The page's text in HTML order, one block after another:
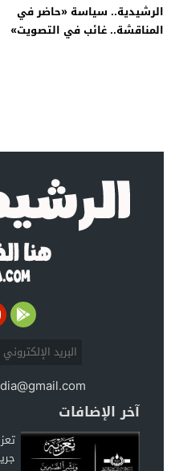
الرشيدية.. سياسة «حاضر في
المناقشة.. غائب في التصويت»
آخر الإضافات